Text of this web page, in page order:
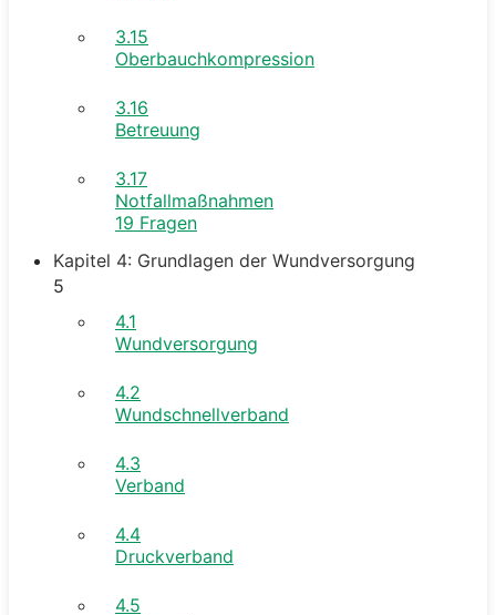
3.15
Oberbauchkompression
3.16
Betreuung
3.17
Notfallmaßnahmen
19 Fragen
Kapitel 4: Grundlagen der Wundversorgung
5
4.1
Wundversorgung
4.2
Wundschnellverband
4.3
Verband
4.4
Druckverband
4.5